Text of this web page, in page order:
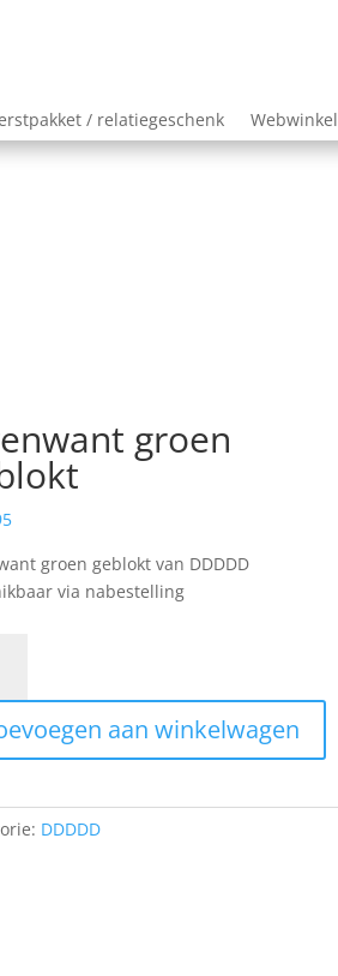
/ relatiegeschenk Webwinkel
groen
groen geblokt van DDDDD
via nabestelling
aan winkelwagen
DDDDD